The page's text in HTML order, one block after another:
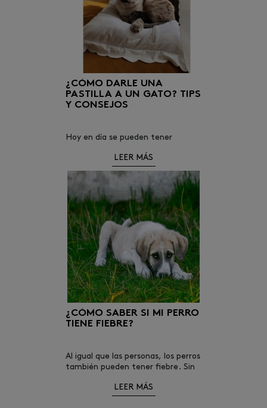
¿CÓMO DARLE UNA
PASTILLA A UN GATO? TIPS
Y CONSEJOS
Hoy en día se pueden tener
casa, pero quizás uno de los más
comunes es el gato.
LEER MÁS
¿CÓMO SABER SI MI PERRO
TIENE FIEBRE?
Al igual que las personas, los perros
también pueden tener fiebre. Sin
particularidades. La temperatura
LEER MÁS